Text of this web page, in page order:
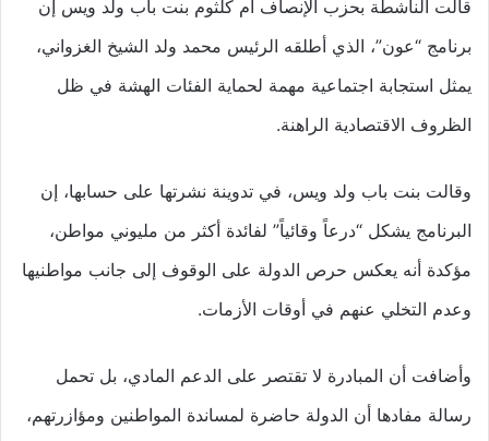
قالت الناشطة بحزب الإنصاف آم كلثوم بنت باب ولد ويس إن
برنامج “عون”، الذي أطلقه الرئيس محمد ولد الشيخ الغزواني،
يمثل استجابة اجتماعية مهمة لحماية الفئات الهشة في ظل
الظروف الاقتصادية الراهنة.
وقالت بنت باب ولد ويس، في تدوينة نشرتها على حسابها، إن
البرنامج يشكل “درعاً وقائياً” لفائدة أكثر من مليوني مواطن،
مؤكدة أنه يعكس حرص الدولة على الوقوف إلى جانب مواطنيها
وعدم التخلي عنهم في أوقات الأزمات.
وأضافت أن المبادرة لا تقتصر على الدعم المادي، بل تحمل
رسالة مفادها أن الدولة حاضرة لمساندة المواطنين ومؤازرتهم،